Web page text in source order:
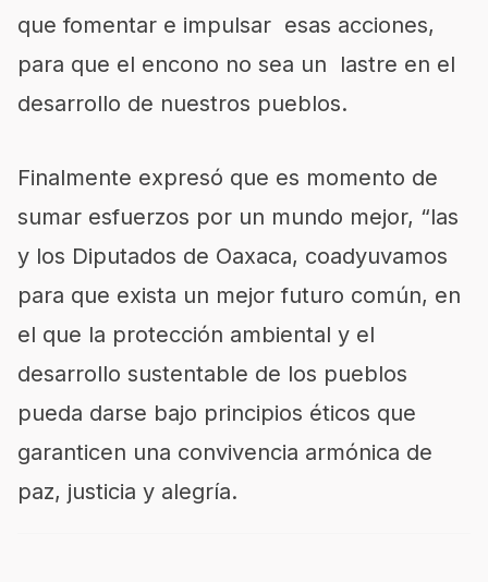
que fomentar e impulsar esas acciones,
para que el encono no sea un lastre en el
desarrollo de nuestros pueblos.
Finalmente expresó que es momento de
sumar esfuerzos por un mundo mejor, “las
y los Diputados de Oaxaca, coadyuvamos
para que exista un mejor futuro común, en
el que la protección ambiental y el
desarrollo sustentable de los pueblos
pueda darse bajo principios éticos que
garanticen una convivencia armónica de
paz, justicia y alegría.